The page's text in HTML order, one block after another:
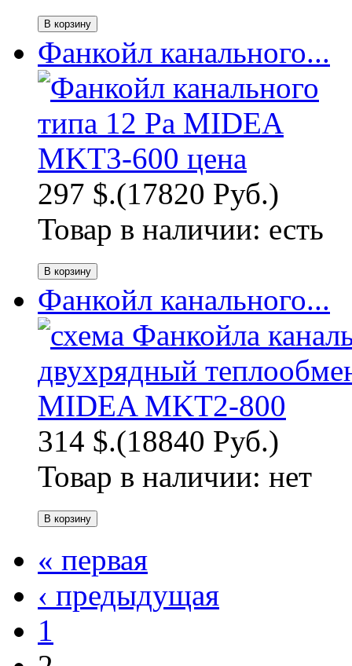
Фанкойл канального...
297 $.(17820 Руб.)
Товар в наличии: есть
Фанкойл канального...
314 $.(18840 Руб.)
Товар в наличии: нет
« первая
‹ предыдущая
1